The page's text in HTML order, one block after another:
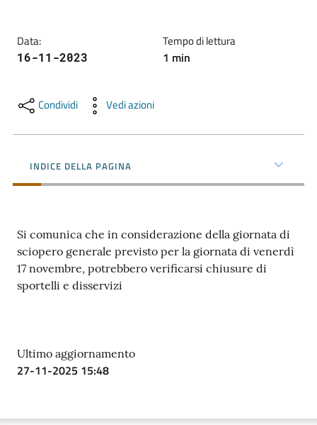
l'impresa
e
l'Impresa
e
L'impresa
in
on line
Data:
16-11-2023
Tempo di lettura
1 min
Condividi Vedi azioni
INDICE DELLA PAGINA
Si comunica che in considerazione della giornata di
sciopero generale previsto per la giornata di venerdì
17 novembre, potrebbero verificarsi chiusure di
sportelli e disservizi
Ultimo aggiornamento
27-11-2025 15:48